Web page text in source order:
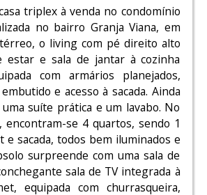
triplex à venda no condomínio
no bairro Granja Viana, em
o living com pé direito alto
estar e sala de jantar à cozinha
com armários planejados,
e acesso à sacada. Ainda
suíte prática e um lavabo. No
encontram-se 4 quartos, sendo 1
e sacada, todos bem iluminados e
surpreende com uma sala de
sala de TV integrada à
equipada com churrasqueira,